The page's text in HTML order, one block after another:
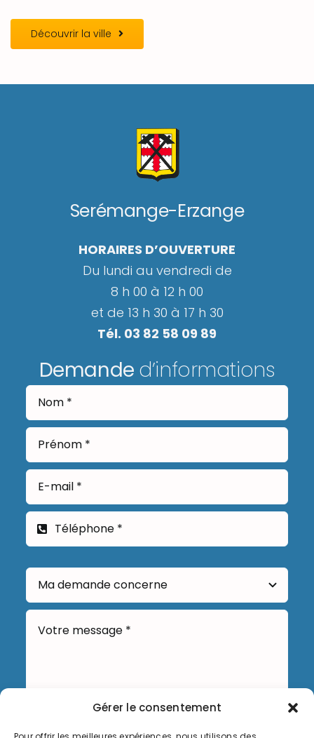
Gérer le consentement
Découvrir la ville
Serémange-Erzange
HORAIRES D’OUVERTURE
Du lundi au vendredi de
8 h 00 à 12 h 00
et de 13 h 30 à 17 h 30
Tél. 03 82 58 09 89
Demande d’informations